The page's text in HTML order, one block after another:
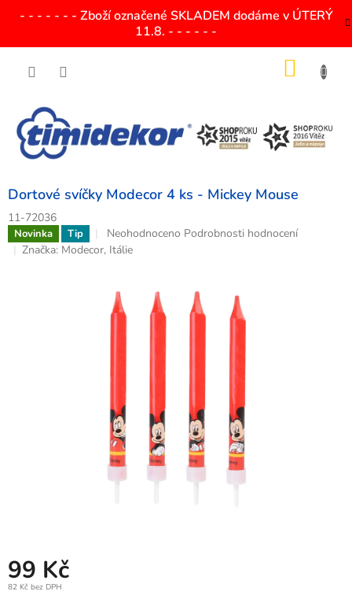
- - - - - - - Zboží označené SKLADEM dodáme v ÚTERÝ
11.8. - - - - - -
Dortové svíčky Modecor 4 ks - Mickey Mouse
11-72036
Novinka Tip
Průměrné
hodnocení
0,0
Neohodnoceno Podrobnosti hodnocení
Značka: Modecor, Itálie
99 Kč
82 Kč bez DPH